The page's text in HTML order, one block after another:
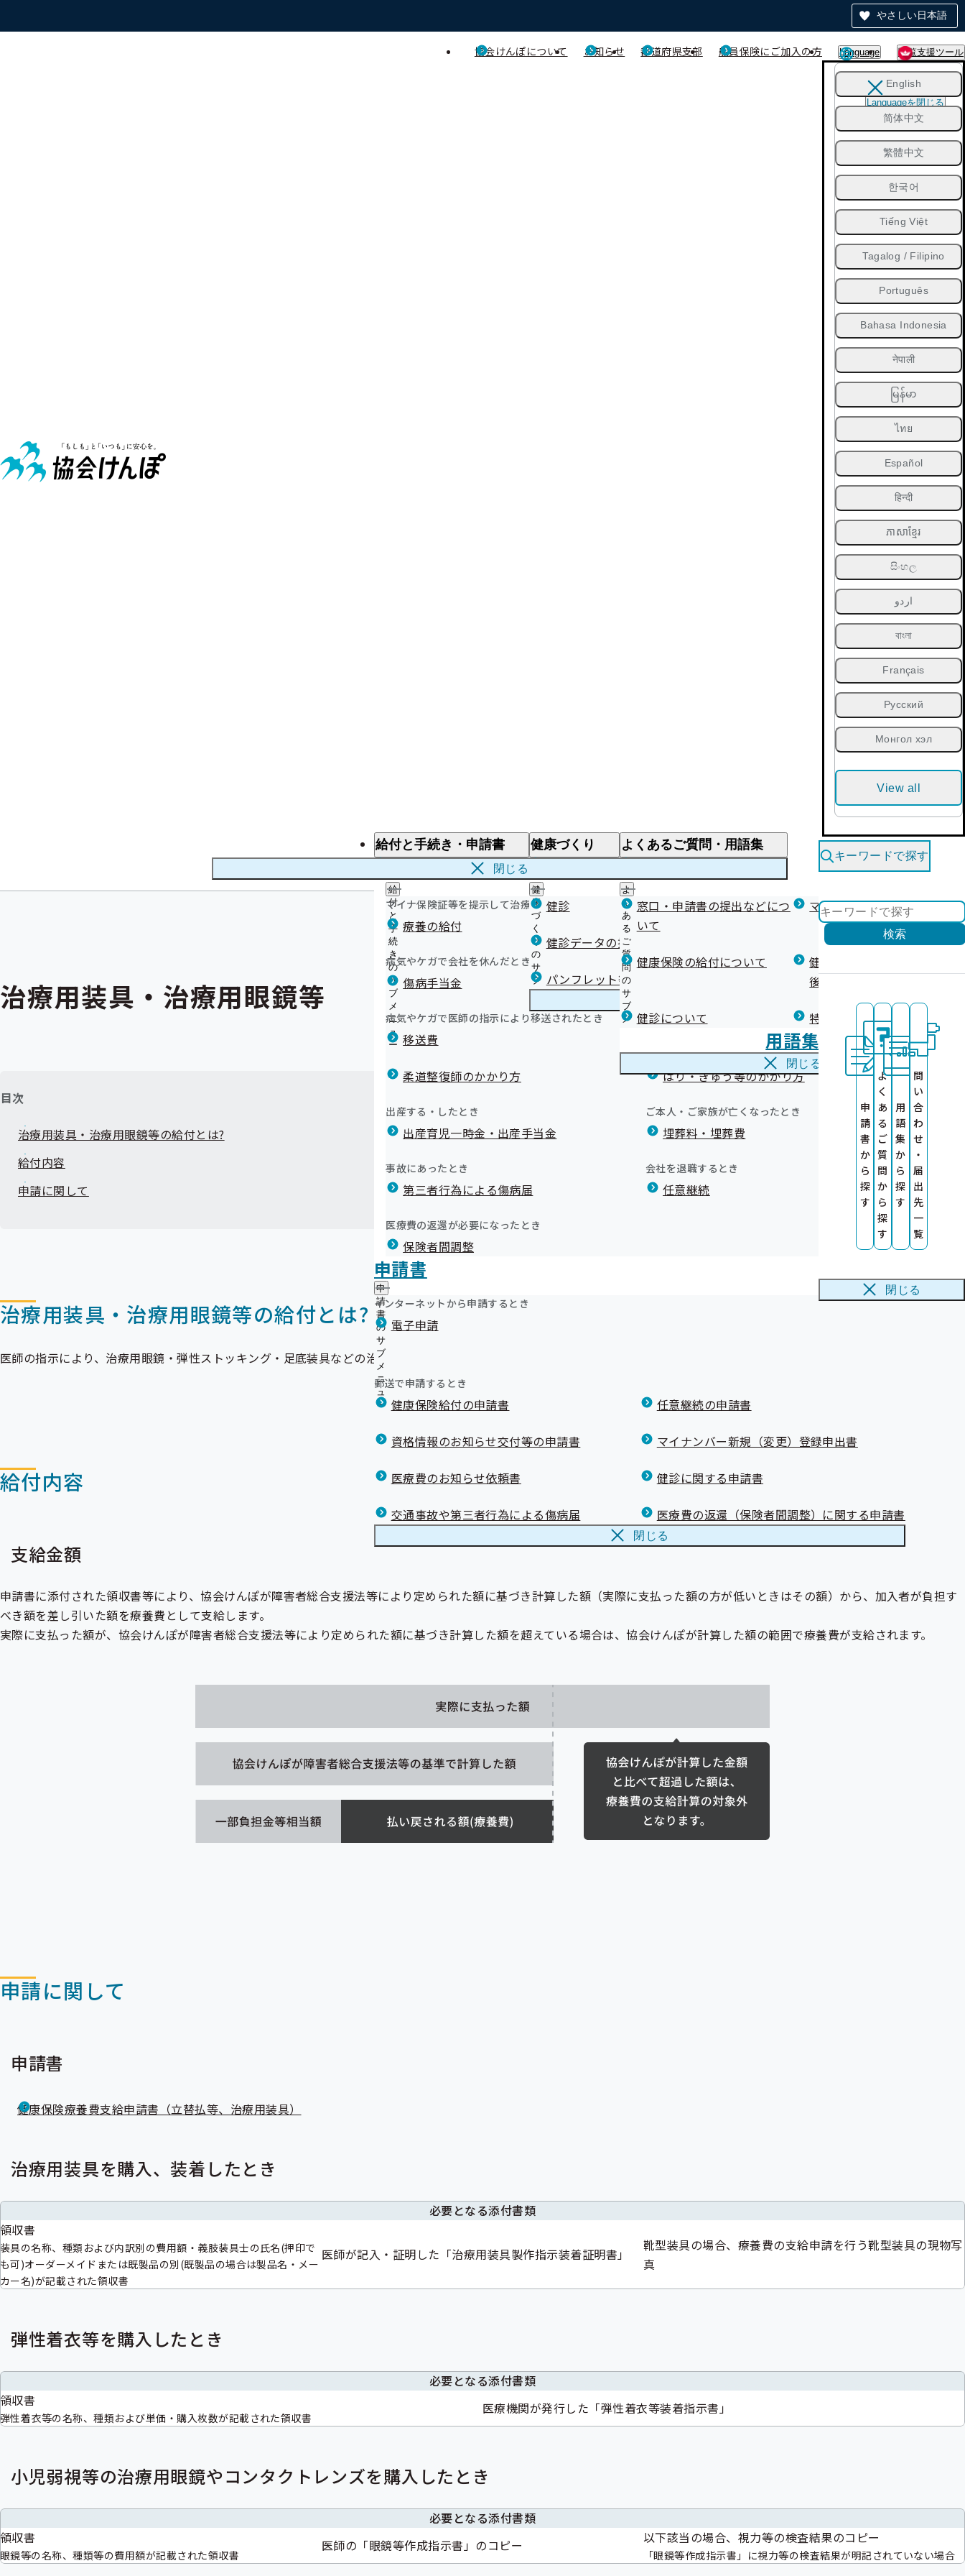
やさしい日本語
協会けんぽについて お知らせ 都道府県支部 船員保険にご加入の方 Language 閲覧支援ツール
English
简体中文
繁體中文
한국어
Tiếng Việt
Tagalog / Filipino
Português
Bahasa Indonesia
नेपाली
မြန်မာ
ไทย
Español
हिन्दी
ភាសាខ្មែរ
සිංහල
اردو
বাংলা
Français
Русский
Монгол хэл
View all
Languageを閉じる
給付と手続き・申請書
給付と手続き
給
付
と
手
続
き
の
サ
ブ
メ
ニ
ュ
ー
マイナ保険証等を提示して治療を受けるとき
療養の給付
医療費が高額になりそう・なったとき
限度額適用認定・高額療養費・高額介護合算
病気やケガで会社を休んだとき
傷病手当金
医療費の全額を負担したとき
病気やケガで医師の指示により移送されたとき
移送費
海外で急な病気にかかり治療を受けたとき
柔道整復師のかかり方 はり・きゅう等のかかり方
出産する・したとき
出産育児一時金・出産手当金
ご本人・ご家族が亡くなったとき
埋葬料・埋葬費
事故にあったとき
第三者行為による傷病届
会社を退職するとき
任意継続
医療費の返還が必要になったとき
保険者間調整
申請書
申
請
書
の
サ
ブ
メ
ニ
ュ
ー
インターネットから申請するとき
電子申請
郵送で申請するとき
健康保険給付の申請書 任意継続の申請書
資格情報のお知らせ交付等の申請書 マイナンバー新規（変更）登録申出書
医療費のお知らせ依頼書 健診に関する申請書
交通事故や第三者行為による傷病届 医療費の返還（保険者間調整）に関する申請書
閉じる
健康づくり
健
康
づ
く
り
の
サ
ブ
メ
ュ
健診 健診を受けた後の健康づくり
健診データの提供について 健康宣言（コラボヘルス）
パンフレット等（広報） 健康づくりコラム
よくあるご質問・用語集
よ
く
あ
る
ご
質
問
の
サ
ブ
メ
窓口・申請書の提出などにつ
いて
マイナ保険証等関連について
健康保険の給付について
健康保険任意継続制度（退職
後の健康保険）について
健診について 特定保健指導について
用語集
閉じる
閉じる
キーワードで探す
検索
申
請
書
か
ら
探
す
よ
く
あ
る
ご
質
問
か
ら
探
す
用
語
集
か
ら
探
す
問
い
合
わ
せ
・
届
出
先
一
覧
閉じる
治療用装具・治療用眼鏡等
目次
治療用装具・治療用眼鏡等の給付とは?
給付内容
申請に関して
治療用装具・治療用眼鏡等の給付とは?
医師の指示により、治療用眼鏡・弾性ストッキング・足底装具などの治療用装具を購入、装着したときは、協会けんぽに療養費として申請し、給付を受けられます。
給付内容
支給金額
申請書に添付された領収書等により、協会けんぽが障害者総合支援法等により定められた額に基づき計算した額（実際に支払った額の方が低いときはその額）から、加入者が負担す
べき額を差し引いた額を療養費として支給します。
実際に支払った額が、協会けんぽが障害者総合支援法等により定められた額に基づき計算した額を超えている場合は、協会けんぽが計算した額の範囲で療養費が支給されます。
申請に関して
申請書
健康保険療養費支給申請書（立替払等、治療用装具）
治療用装具を購入、装着したとき
必要となる添付書類
領収書
装具の名称、種類および内訳別の費用額・義肢装具士の氏名(押印で
も可)オーダーメイドまたは既製品の別(既製品の場合は製品名・メー
カー名)が記載された領収書
医師が記入・証明した「治療用装具製作指示装着証明書」
靴型装具の場合、療養費の支給申請を行う靴型装具の現物写
真
弾性着衣等を購入したとき
必要となる添付書類
領収書
弾性着衣等の名称、種類および単価・購入枚数が記載された領収書
医療機関が発行した「弾性着衣等装着指示書」
小児弱視等の治療用眼鏡やコンタクトレンズを購入したとき
必要となる添付書類
領収書
眼鏡等の名称、種類等の費用額が記載された領収書
医師の「眼鏡等作成指示書」のコピー 以下該当の場合、視力等の検査結果のコピー
「眼鏡等作成指示書」に視力等の検査結果が明記されていない場合